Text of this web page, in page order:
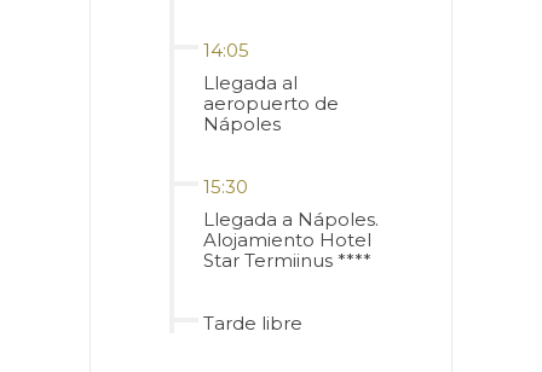
14:05
Llegada al
aeropuerto de
Nápoles
15:30
Llegada a Nápoles.
Alojamiento Hotel
Star Termiinus ****
Tarde libre